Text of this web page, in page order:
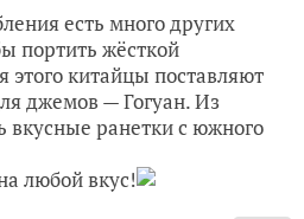
есть много других
портить жёсткой
этого китайцы поставляют
джемов — Гогуан. Из
вкусные ранетки с южного
любой вкус!